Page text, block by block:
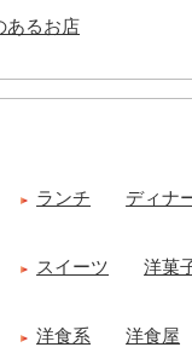
あるお店
ランチ ディナ
スイーツ 洋菓
洋食系 洋食屋